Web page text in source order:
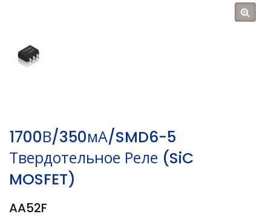
1700В/350мА/SMD6-5
Твердотельное Реле (SiC
MOSFET)
AA52F